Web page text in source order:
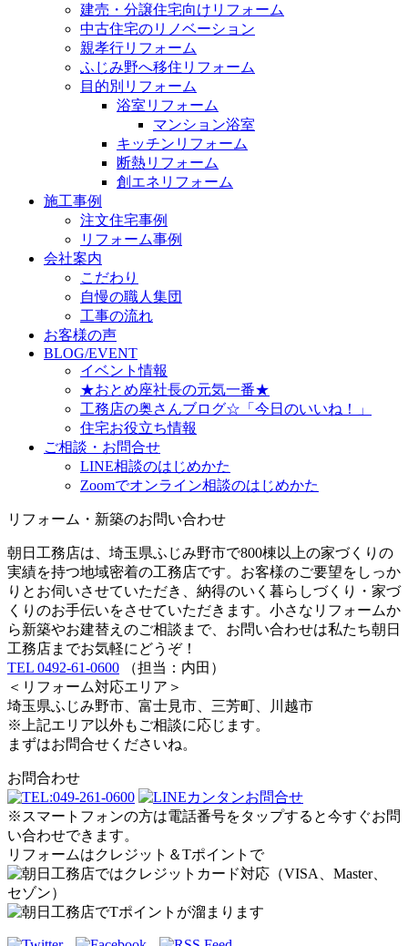
建売・分譲住宅向けリフォーム
中古住宅のリノベーション
親孝行リフォーム
ふじみ野へ移住リフォーム
目的別リフォーム
浴室リフォーム
マンション浴室
キッチンリフォーム
断熱リフォーム
創エネリフォーム
施工事例
注文住宅事例
リフォーム事例
会社案内
こだわり
自慢の職人集団
工事の流れ
お客様の声
BLOG/EVENT
イベント情報
★おとめ座社長の元気一番★
工務店の奥さんブログ☆「今日のいいね！」
住宅お役立ち情報
ご相談・お問合せ
LINE相談のはじめかた
Zoomでオンライン相談のはじめかた
リフォーム・新築のお問い合わせ
朝日工務店は、埼玉県ふじみ野市で800棟以上の家づくりの
実績を持つ地域密着の工務店です。お客様のご要望をしっか
りとお伺いさせていただき、納得のいく暮らしづくり・家づ
くりのお手伝いをさせていただきます。小さなリフォームか
ら新築やお建替えのご相談まで、お問い合わせは私たち朝日
工務店までお気軽にどうぞ！
TEL 0492-61-0600 （担当：内田）
＜リフォーム対応エリア＞
埼玉県ふじみ野市、富士見市、三芳町、川越市
※上記エリア以外もご相談に応じます。
まずはお問合せくださいね。
お問合わせ
※スマートフォンの方は電話番号をタップすると今すぐお問
い合わせできます。
リフォームはクレジット＆Tポイントで